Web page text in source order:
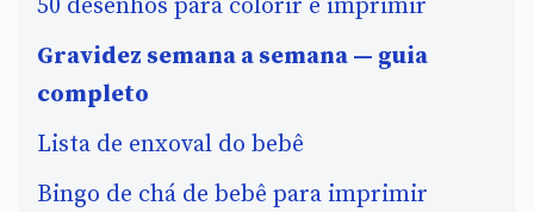
50 desenhos para colorir e imprimir
Gravidez semana a semana — guia
completo
Lista de enxoval do bebê
Bingo de chá de bebê para imprimir